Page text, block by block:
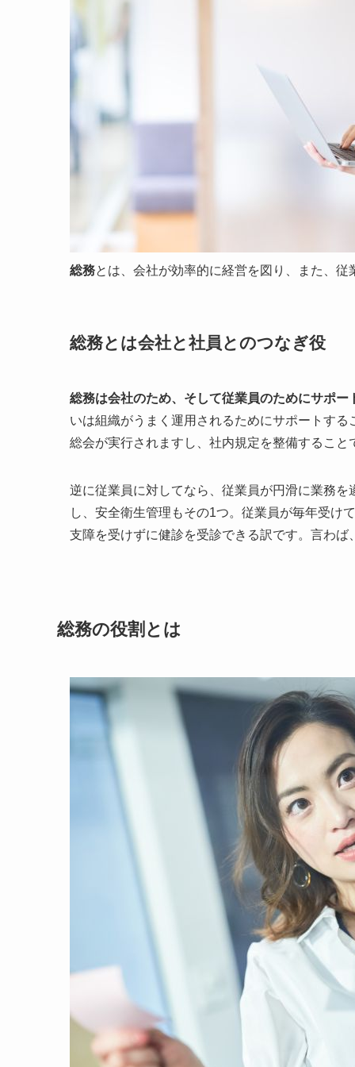
総務とは、会社が効率的に経営を図り、また、
総務とは会社と社員とのつなぎ役
総務は会社のため、そして従業員のためにサポー
いは組織がうまく運用されるためにサポートす
総会が実行されますし、社内規定を整備すること
逆に従業員に対してなら、従業員が円滑に業務
し、安全衛生管理もその1つ。従業員が毎年受け
支障を受けずに健診を受診できる訳です。言わば
総務の役割とは